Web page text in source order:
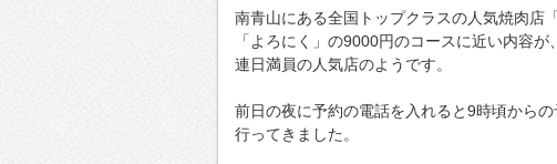
南青山にある全国トップクラスの人気焼肉店
「よろにく」の9000円のコースに近い内容
連日満員の人気店のようです。
前日の夜に予約の電話を入れると9時頃からの
行ってきました。